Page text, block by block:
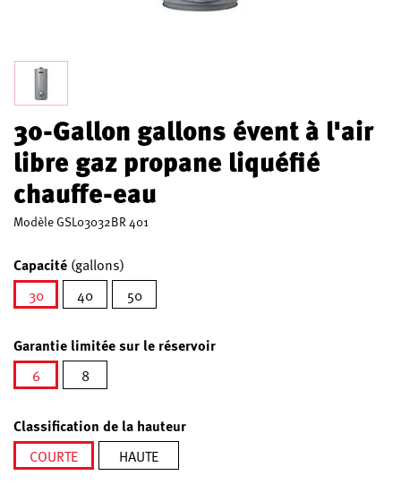
30-Gallon gallons évent à l'air
libre gaz propane liquéfié
chauffe-eau
Modèle GSL03032BR 401
Capacité (gallons)
30
40 50
Garantie limitée sur le réservoir
6
8
Classification de la hauteur
COURTE
HAUTE